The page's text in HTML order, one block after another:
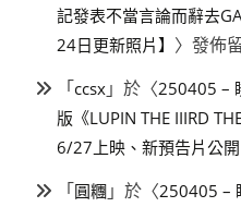
記發表不當言論而辭去
24日更新照片】 〉發佈
「ccsx 」於〈250405 –
版《LUPIN THE IIIRD
6/27上映、新預告片公開
「圓糰 」於〈250405 –